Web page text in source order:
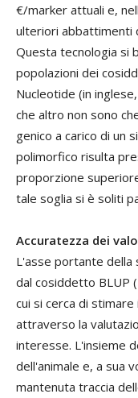
€/marker attuali e,
ulteriori abbattimenti
Questa tecnologia si
popolazioni dei
Nucleotide (in inglese,
che altro non sono
genico a carico di un
polimorfico risulta
proporzione
tale soglia si è soliti
Accuratezza dei
L'asse portante
dal cosiddetto BLUP
cui si cerca di
attraverso la
interesse. L'insieme
dell'animale e, a sua
mantenuta traccia